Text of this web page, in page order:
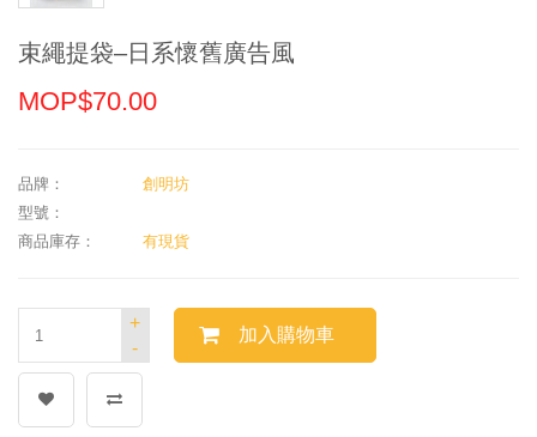
束繩提袋–日系懷舊廣告風
MOP$70.00
品牌：
創明坊
型號：
商品庫存：
有現貨
-
+
加入購物車